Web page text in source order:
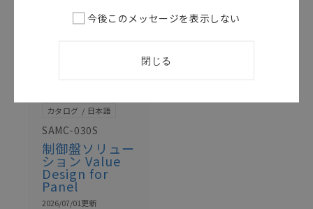
カタログ 日本語
SAMC-030S
制御盤ソリュー
ション Value
Design for
Panel
2026/07/01更新
今後このメッセージを表示しない
閉じる